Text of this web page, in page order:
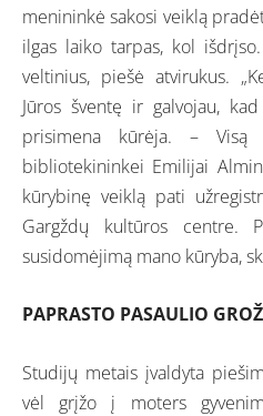
menininkė sakosi veiklą
ilgas laiko tarpas, kol
veltinius, piešė atvirukus.
Jūros šventę ir galvojau,
prisimena kūrėja. – Visą
bibliotekininkei Emilijai
kūrybinę veiklą pati
Gargždų kultūros centre.
susidomėjimą mano kūryba,
PAPRASTO PASAULIO
Studijų metais įvaldyta
vėl grįžo į moters